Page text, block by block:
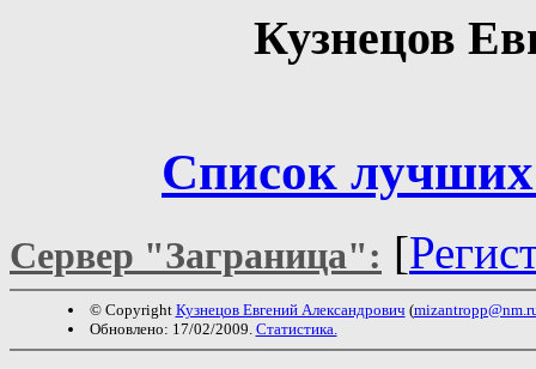
Кузнецов
Список
Сервер "Заграница": [
© Copyright Кузнецов Евгений Александрович (
Обновлено: 17/02/2009. Статистика.